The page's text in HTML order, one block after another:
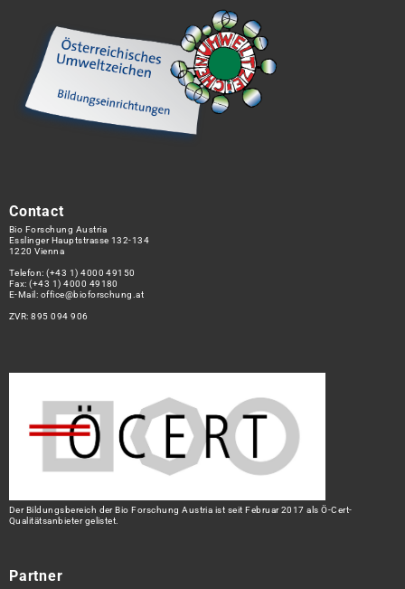
Contact
Bio Forschung Austria
Esslinger Hauptstrasse 132-134
1220 Vienna
Telefon:(+43 1) 4000 49150
Fax: (+43 1) 4000 49180
E-Mail: office@bioforschung.at
ZVR: 895 094 906
Der Bildungsbereich der Bio Forschung Austria ist seit Februar 2017 als Ö-Cert-
Qualitätsanbieter gelistet.
Partner